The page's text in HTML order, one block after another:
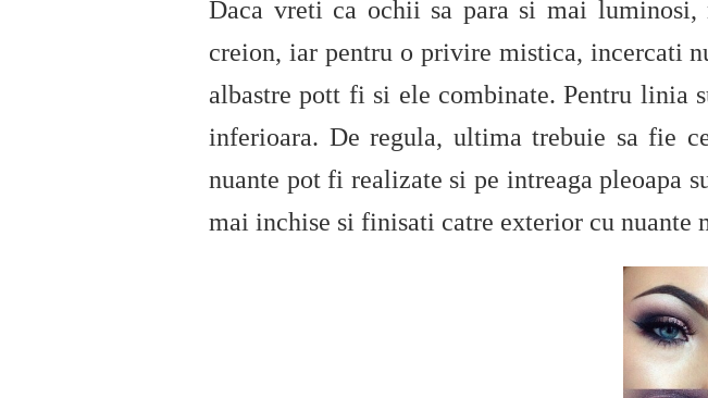
Daca vreti ca ochii sa para si mai
creion, iar pentru o privire mistica, incercati
albastre pott fi si ele combinate. Pentru linia
inferioara. De regula, ultima trebuie sa fie
nuante pot fi realizate si pe intreaga pleoapa
mai inchise si finisati catre exterior cu nuante